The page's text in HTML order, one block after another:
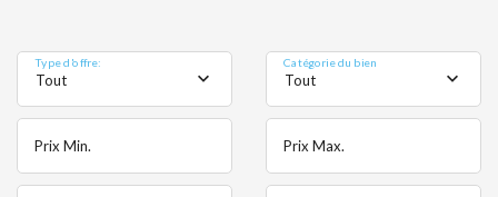
Type d'offre:
Tout
Catégorie du bien
Tout
Prix Min. Prix Max.